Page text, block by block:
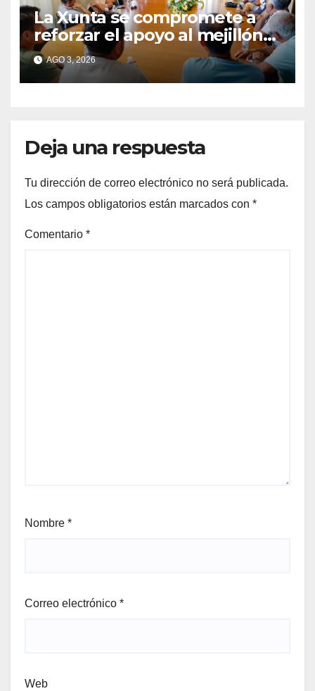
La Xunta se compromete a
reforzar el apoyo al mejillón
de Moaña tras reunirse con
los bateeiros de Rianosa
AGO 3, 2026
Deja una respuesta
Tu dirección de correo electrónico no será publicada.
Los campos obligatorios están marcados con *
Comentario *
Nombre *
Correo electrónico *
Web